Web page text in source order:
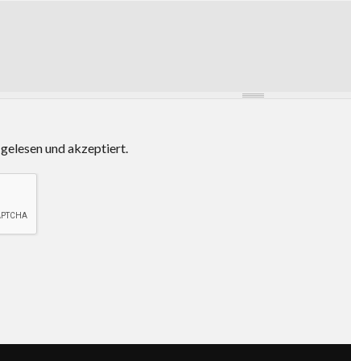
gelesen und akzeptiert.